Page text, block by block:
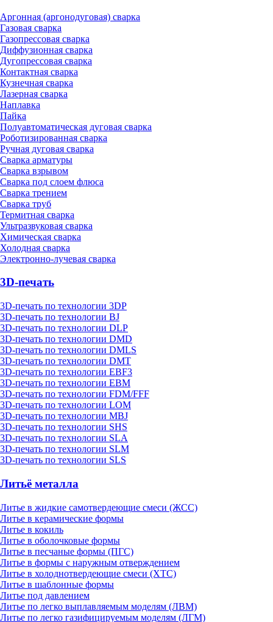
Аргонная (аргонодуговая) сварка
Газовая сварка
Газопрессовая сварка
Диффузионная сварка
Дугопрессовая сварка
Контактная сварка
Кузнечная сварка
Лазерная сварка
Наплавка
Пайка
Полуавтоматическая дуговая сварка
Роботизированная сварка
Ручная дуговая сварка
Сварка арматуры
Сварка взрывом
Сварка под слоем флюса
Сварка трением
Сварка труб
Термитная сварка
Ультразвуковая сварка
Химическая сварка
Холодная сварка
Электронно-лучевая сварка
3D-печать
3D-печать по технологии 3DP
3D-печать по технологии BJ
3D-печать по технологии DLP
3D-печать по технологии DMD
3D-печать по технологии DMLS
3D-печать по технологии DMT
3D-печать по технологии EBF3
3D-печать по технологии EBM
3D-печать по технологии FDM/FFF
3D-печать по технологии LOM
3D-печать по технологии MBJ
3D-печать по технологии SHS
3D-печать по технологии SLA
3D-печать по технологии SLM
3D-печать по технологии SLS
Литьё металла
Литье в жидкие самотвердеющие смеси (ЖСС)
Литье в керамические формы
Литье в кокиль
Литье в оболочковые формы
Литье в песчаные формы (ПГС)
Литье в формы с наружным отверждением
Литье в холоднотвердеющие смеси (ХТС)
Литье в шаблонные формы
Литье под давлением
Литье по легко выплавляемым моделям (ЛВМ)
Литье по легко газифицируемым моделям (ЛГМ)